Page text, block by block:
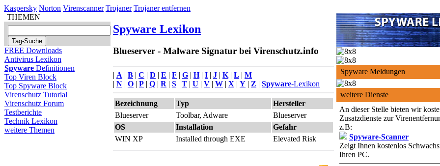
Kaspersky Norton Virenscanner Trojaner Trojaner entfernen
THEMEN
FREE Downloads
Antivirus Lexikon
Spyware Definitionen
Top Viren Block
Top Spyware Block
Virenschutz Tutorial
Virenschutz Forum
Testberichte
Technik Lexikon
weitere Themen
Spyware Lexikon
Blueserver - Malware Signatur bei Virenschutz.info
| A | B | C | D | E | F | G | H| I | J | K | L | M
| N | O | P | Q | R | S | T | U | V | W | X | Y | Z | Spyware-Lexikon
Bezeichnung Typ
Hersteller
Blueserver
Toolbar, Adware
Blueserver
OS
Installation
Gefahr
WIN XP
Installed through EXE Elevated Risk
Spyware Meldungen
weitere Dienste
An dieser Stelle bieten wir
Zusatzdienste zur
z.B:
Spyware-Scanner
Zeigt Ihnen kostenlos
Ihren PC.